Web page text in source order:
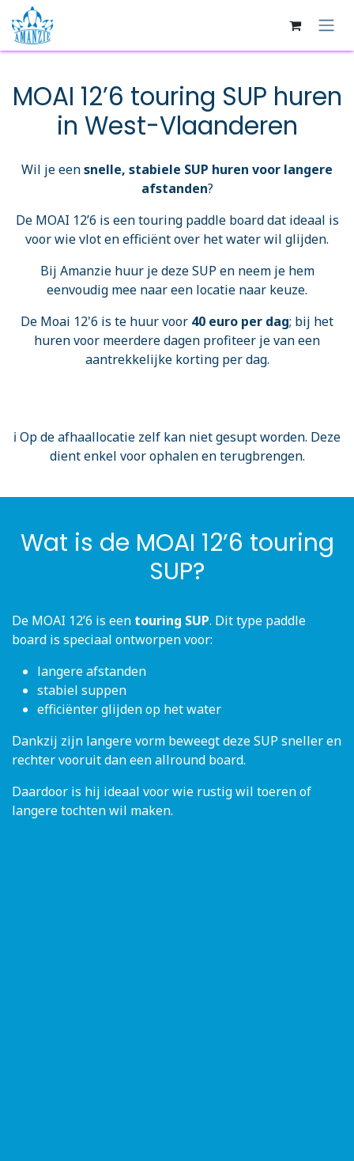
Overslaan naar inhoud
MOAI 12’6 touring SUP huren
in West-Vlaanderen
Wil je eensnelle, stabiele SUP huren voor langere
afstanden?
De MOAI 12’6 is een touring paddle board dat ideaal is
voor wie vlot en efficiënt over het water wil glijden.
Bij Amanzie huur je deze SUP en neem je hem
eenvoudig mee naar een locatie naar keuze.
De Moai 12'6 is te huur voor 40 euro per dag; bij het
huren voor meerdere dagen profiteer je van een
aantrekkelijke korting per dag.
ℹ️ Op de afhaallocatie zelf kan niet gesupt worden. Deze
dient enkel voor ophalen en terugbrengen.
Wat is de MOAI 12’6 touring
SUP?
De MOAI 12’6 is een touring SUP. Dit type paddle
board is speciaal ontworpen voor:
langere afstanden
stabiel suppen
efficiënter glijden op het water
Dankzij zijn langere vorm beweegt deze SUP sneller en
rechter vooruit dan een allround board.
Daardoor is hij ideaal voor wie rustig wil toeren of
langere tochten wil maken.